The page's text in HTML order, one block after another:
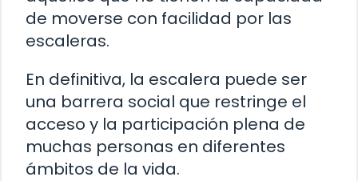
de moverse con facilidad por las
escaleras.
En definitiva, la escalera puede ser
una barrera social que restringe el
acceso y la participación plena de
muchas personas en diferentes
ámbitos de la vida.